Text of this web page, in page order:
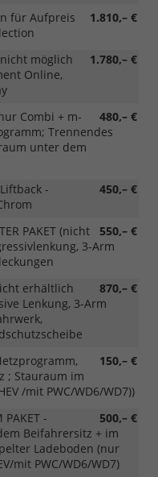
1.810,– €
für Aufpreis
1.780,– €
möglich
Online,
480,– €
Combi + m-
Trennendes
unter dem
450,– €
-
550,– €
PAKET (nicht
3-Arm
870,– €
erhältlich
Lenkung, 3-Arm
150,– €
; Stauraum im
/mit PWC/WD6/WD7))
500,– €
PAKET -
Beifahrersitz + im
Ladeboden (nur
mit PWC/WD6/WD7)